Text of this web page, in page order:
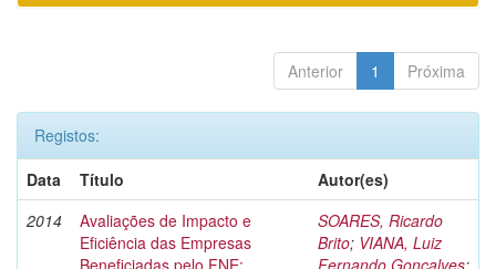
Anterior 1 Próxima
Registos:
Data
Título
Autor(es)
2014
Avaliações de Impacto e
Eficiência das Empresas
Beneficiadas pelo FNE:
SOARES, Ricardo
Brito; VIANA, Luiz
Fernando Gonçalves;